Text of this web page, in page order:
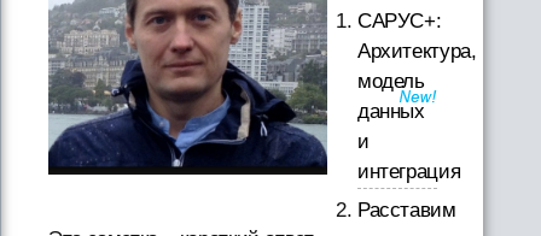
САРУС+:
Архитектура,
модель
данных
и
интеграция
Расставим